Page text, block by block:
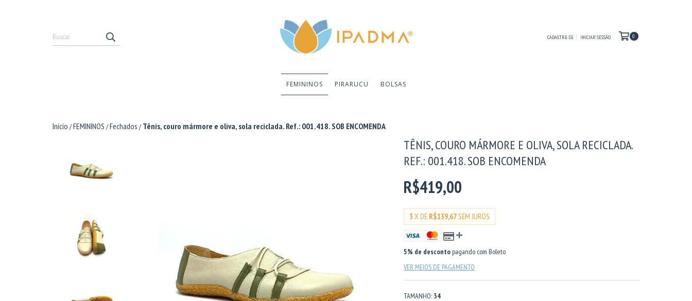
CADASTRE-SE INICIAR SESSÃO 0
FEMININOS PIRARUCU BOLSAS
Início /FEMININOS /Fechados / Tênis, couro mármore e oliva, sola reciclada. Ref.: 001.418. SOB ENCOMENDA
TÊNIS, COURO MÁRMORE E OLIVA, SOLA RECICLADA.
REF.: 001.418. SOB ENCOMENDA
R$419,00
3 X DE R$139,67SEM JUROS
5% de descontopagando com Boleto
VER MEIOS DE PAGAMENTO
TAMANHO: 34